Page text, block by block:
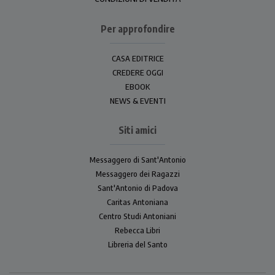
Per approfondire
CASA EDITRICE
CREDERE OGGI
EBOOK
NEWS & EVENTI
Siti amici
Messaggero di Sant'Antonio
Messaggero dei Ragazzi
Sant'Antonio di Padova
Caritas Antoniana
Centro Studi Antoniani
Rebecca Libri
Libreria del Santo